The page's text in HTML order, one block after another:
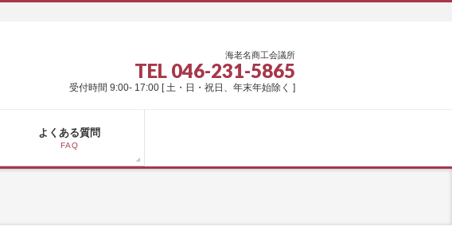
海老名商工会議所
TEL 046-231-5865
受付時間 9:00- 17:00 [ 土・日・祝日、年末年始除く ]
よくある質問
FAQ